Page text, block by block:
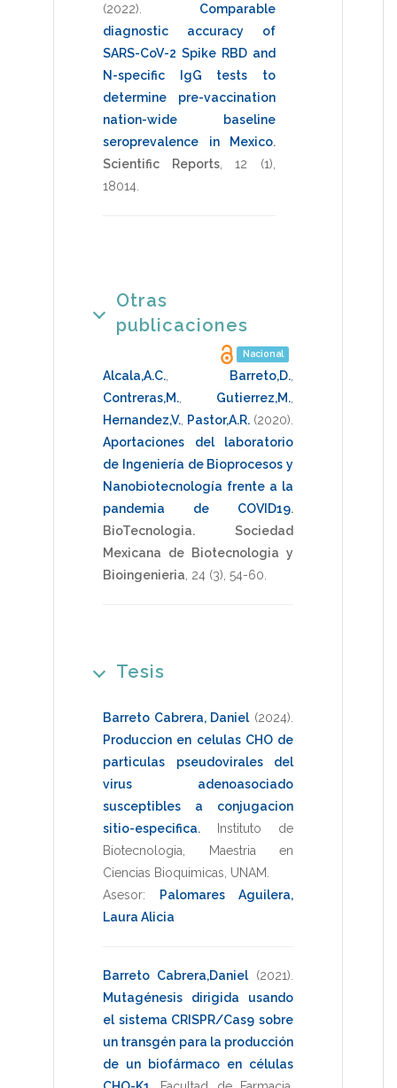
(2022)
Comparable
diagnostic accuracy of
SARS-CoV-2 Spike RBD and
N-specific IgG tests to
determine pre-vaccination
nation-wide baseline
seroprevalence in Mexico.
Scientific Reports,12 (1),
18014
Otras
publicaciones
Nacional
Alcala,A.C. Barreto,D.
Contreras,M.
Gutierrez,M.
Hernandez,V. Pastor,A.R. (2020)
Aportaciones del laboratorio
de Ingeniería de Bioprocesos y
Nanobiotecnología frente a la
pandemia de COVID19.
BioTecnologia. Sociedad
Mexicana de Biotecnologia y
Bioingenieria 24 (3), 54-60
Tesis
Barreto Cabrera, Daniel (2024)
Produccion en celulas CHO de
particulas pseudovirales del
virus adenoasociado
susceptibles a conjugacion
sitio-especifica.
Instituto de
Biotecnologia
Maestria en
Ciencias Bioquimicas UNAM
Asesor: Palomares Aguilera,
Laura Alicia
Barreto Cabrera,Daniel (2021)
Mutagénesis dirigida usando
el sistema CRISPR/Cas9 sobre
un transgén para la producción
de un biofármaco en células